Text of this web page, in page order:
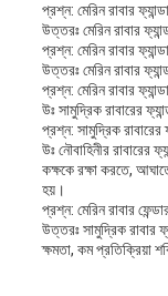
প্রশ্ন: মেরিন রাবার
উত্তরঃ মেরিন রাবার
প্রশ্ন: মেরিন রাবার
উত্তরঃ মেরিন রাবার
প্রশ্ন: মেরিন রাবার
উঃ সামুদ্রিক রাবারের
প্রশ্ন: সামুদ্রিক
উঃ নৌবাহিনীর রাবারের
কক্ষকে রক্ষা করতে,
হয়।
প্রশ্ন: মেরিন রাবার
উত্তরঃ সামুদ্রিক রাবার
ক্ষমতা, কম প্রতিক্রিয়া